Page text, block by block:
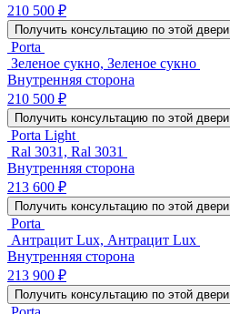
210 500 ₽
Получить консультацию по этой двери
Porta
Зеленое сукно, Зеленое сукно
Внутренняя сторона
210 500 ₽
Получить консультацию по этой двери
Porta Light
Ral 3031, Ral 3031
Внутренняя сторона
213 600 ₽
Получить консультацию по этой двери
Porta
Антрацит Lux, Антрацит Lux
Внутренняя сторона
213 900 ₽
Получить консультацию по этой двери